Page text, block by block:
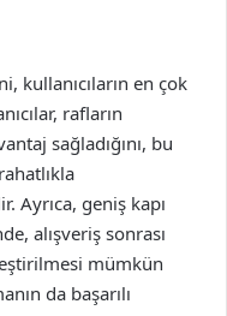
kullanıcıların en çok
rafların
sağladığını, bu
Ayrıca, geniş kapı
alışveriş sonrası
mümkün
da başarılı